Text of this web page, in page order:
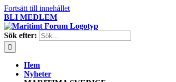
Fortsätt till innehållet
BLI MEDLEM
Sök efter:
Hem
Nyheter